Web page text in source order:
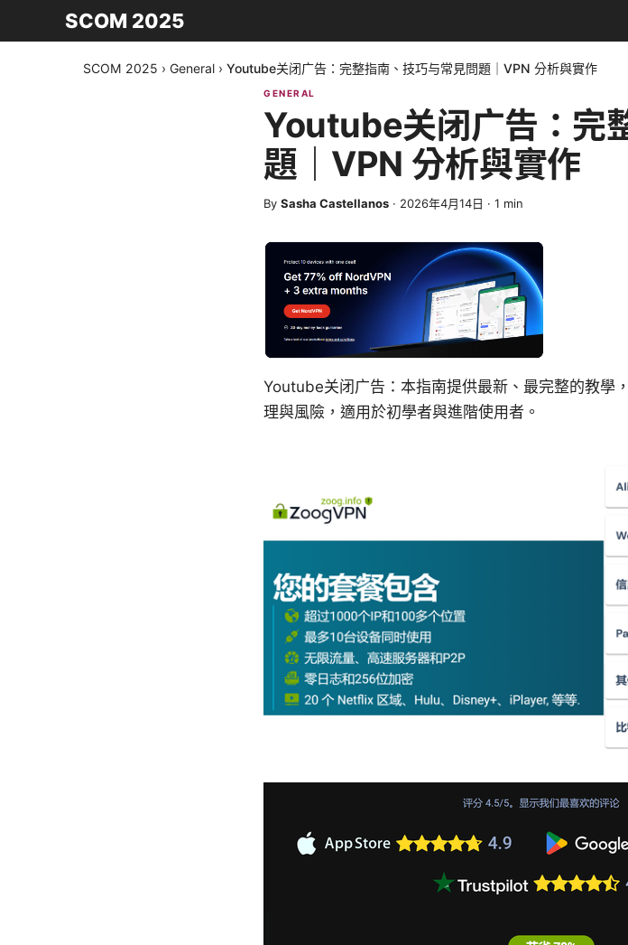
SCOM 2025
SCOM 2025 › General › Youtube关闭广告：完整指南、技巧与常見問題｜VPN 分析與實作
GENERAL
Youtube关闭广告：完
題｜VPN 分析與實作
By Sasha Castellanos · 2026年4月14日 · 1 min
Youtube关闭广告：本指南提供最新、最完整的教學
理與風險，適用於初學者與進階使用者。